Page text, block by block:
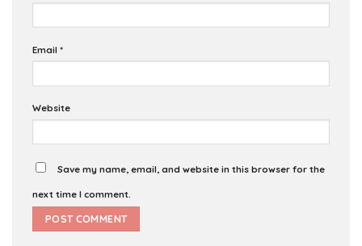
Email *
Website
Save my name, email, and website in this browser for the
next time I comment.